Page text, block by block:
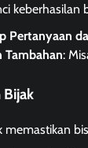
keberhasilan
Pertanyaan
Tambahan:
Bijak